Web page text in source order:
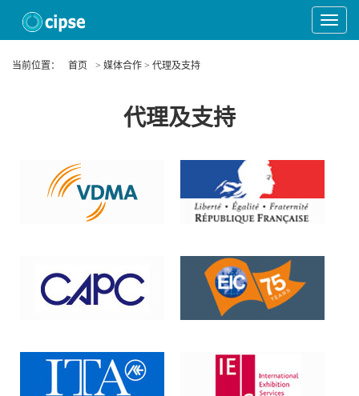
Toggle
当前位置：
首页 > 媒体合作 > 代理及支持
代理及支持